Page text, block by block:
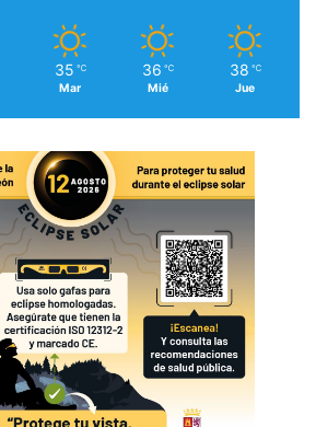
35 ℃
Mar
36 ℃
Mié
38 ℃
Jue